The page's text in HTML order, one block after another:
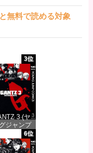
無料で読める対象
3位
3 (ヤ
ジャンプ
ミックス6位